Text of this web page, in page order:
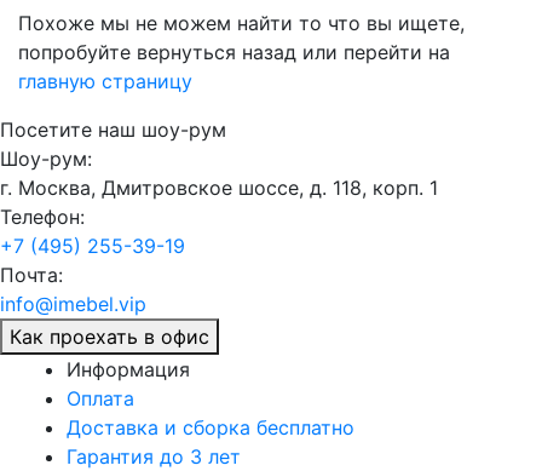
Похоже мы не можем найти то что вы ищете,
попробуйте вернуться назад или перейти на
главную страницу
Посетите наш шоу-рум
Шоу-рум:
г. Москва, Дмитровское шоссе, д. 118, корп. 1
Телефон:
+7 (495) 255-39-19
Почта:
info@imebel.vip
Как проехать в офис
Информация
Оплата
Доставка и сборка бесплатно
Гарантия до 3 лет